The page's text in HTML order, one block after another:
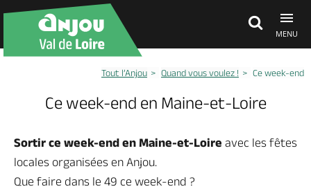
MENU
Agenda
Tout l’Anjou Quand vous voulez ! Ce week-end
Ce week-end en Maine-et-Loire
Sortir ce week-end en Maine-et-Loire avec les fêtes
locales organisées en Anjou.
Que faire dans le 49 ce week-end ?